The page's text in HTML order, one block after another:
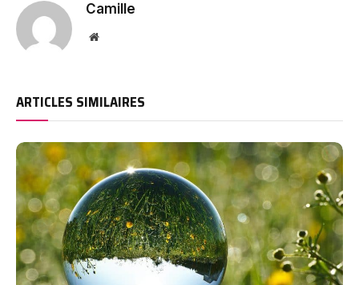
Camille
Website
ARTICLES SIMILAIRES